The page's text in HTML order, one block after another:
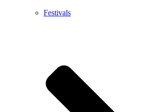
Festivals